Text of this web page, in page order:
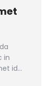
in
id…